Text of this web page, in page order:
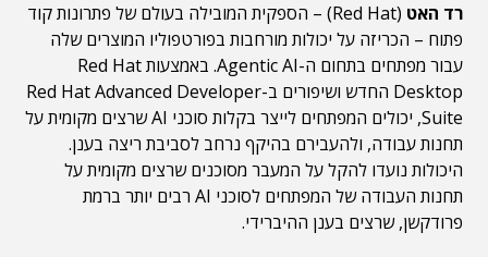
רד האט
(Red Hat) – הספקית המובילה בעולם של פתרונות קוד
פתוח – הכריזה על יכולות מורחבות בפורטפוליו המוצרים שלה
עבור מפתחים בתחום ה-Agentic AI. באמצעות Red Hat
Desktop החדש ושיפורים ב-Red Hat Advanced Developer
Suite, יכולים המפתחים לייצר בקלות סוכני AI שרצים מקומית על
תחנות עבודה, ולהעבירם בהיקף נרחב לסביבת ריצה בענן.
היכולות נועדו להקל על המעבר מסוכנים שרצים מקומית על
תחנות העבודה של המפתחים לסוכני AI רבים יותר ברמת
פרודקשן, שרצים בענן ההיברידי.